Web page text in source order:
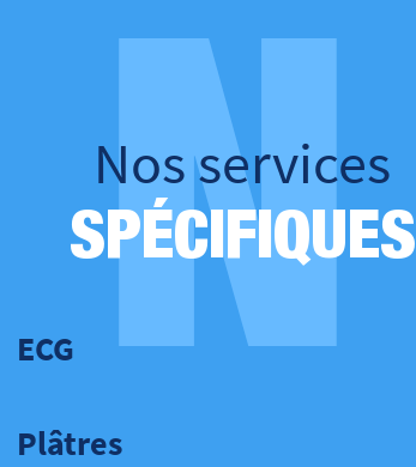
N
Nos services
SPÉCIFIQUES
ECG
Plâtres